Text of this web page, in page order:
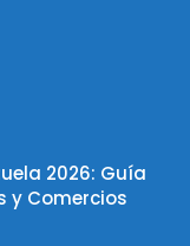
2026: Guía
y Comercios